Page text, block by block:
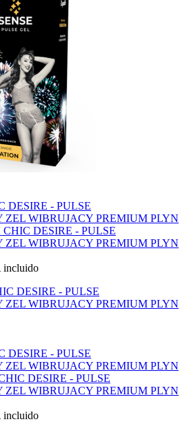
DESIRE - PULSE
ZEL WIBRUJACY PREMIUM PLYN
DESIRE - PULSE
ZEL WIBRUJACY PREMIUM PLYN
incluido
DESIRE - PULSE
ZEL WIBRUJACY PREMIUM PLYN
DESIRE - PULSE
ZEL WIBRUJACY PREMIUM PLYN
incluido